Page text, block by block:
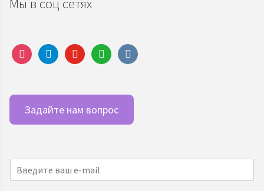
Мы в соц сетях
instagramtelegramyoutubewhatsappvkontakte
Задайте нам вопрос